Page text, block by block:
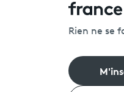
Rien ne se